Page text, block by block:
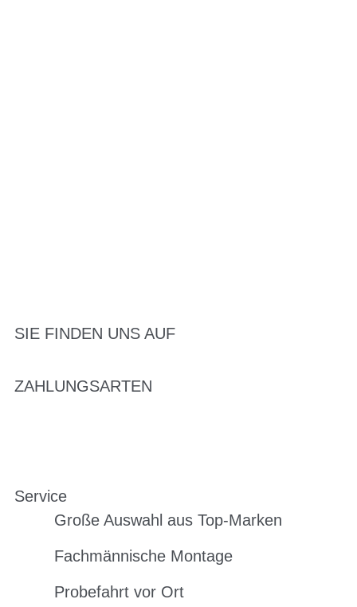
SIE FINDEN UNS AUF
ZAHLUNGSARTEN
Service
Große Auswahl aus Top-Marken
Fachmännische Montage
Probefahrt vor Ort